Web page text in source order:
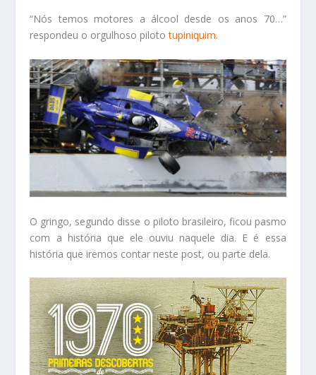
“Nós temos motores a álcool desde os anos 70…”
respondeu o orgulhoso pilototupiniquim.
O gringo, segundo disse o piloto brasileiro, ficou pasmo
com a história que ele ouviu naquele dia. E é essa
história que iremos contar neste post, ou parte dela.